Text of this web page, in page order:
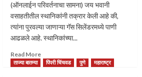
(ऑनलाईन परिवर्तनाचा सामना) जय भवानी
वसाहतीतील स्थानिकांनी तक्रार केली आहे की,
त्यांना पुरवल्या जाणाऱ्या गॅस सिलेंडरमध्ये पाणी
आढळले आहे. स्थानिकांच्या...
Read MoreRead
more
ताज्या बातम्या पिंपरी चिंचवड पुणे महाराष्ट्र